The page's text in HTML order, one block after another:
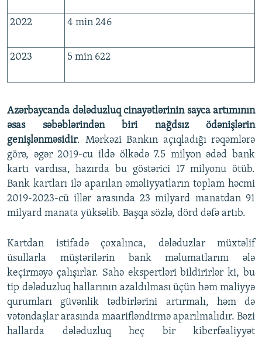
2022 4 min 246
2023 5 min 622
Azərbaycanda dələduzluq cinayətlərinin sayca artımının
əsas səbəblərindən biri nağdsız ödənişlərin
genişlənməsidir. Mərkəzi Bankın açıqladığı rəqəmlərə
görə, əgər 2019-cu ildə ölkədə 7.5 milyon ədəd bank
kartı vardısa, hazırda bu göstərici 17 milyonu ötüb.
Bank kartları ilə aparılan əməliyyatların toplam həcmi
2019-2023-cü illər arasında 23 milyard manatdan 91
milyard manata yüksəlib. Başqa sözlə, dörd dəfə artıb.
Kartdan istifadə çoxalınca, dələduzlar müxtəlif
üsullarla müştərilərin bank məlumatlarını ələ
keçirməyə çalışırlar. Sahə ekspertləri bildirirlər ki, bu
tip dələduzluq hallarının azaldılması üçün həm maliyyə
qurumları güvənlik tədbirlərini artırmalı, həm də
vətəndaşlar arasında maarifləndirmə aparılmalıdır. Bəzi
hallarda dələduzluq heç bir kiberfəaliyyət